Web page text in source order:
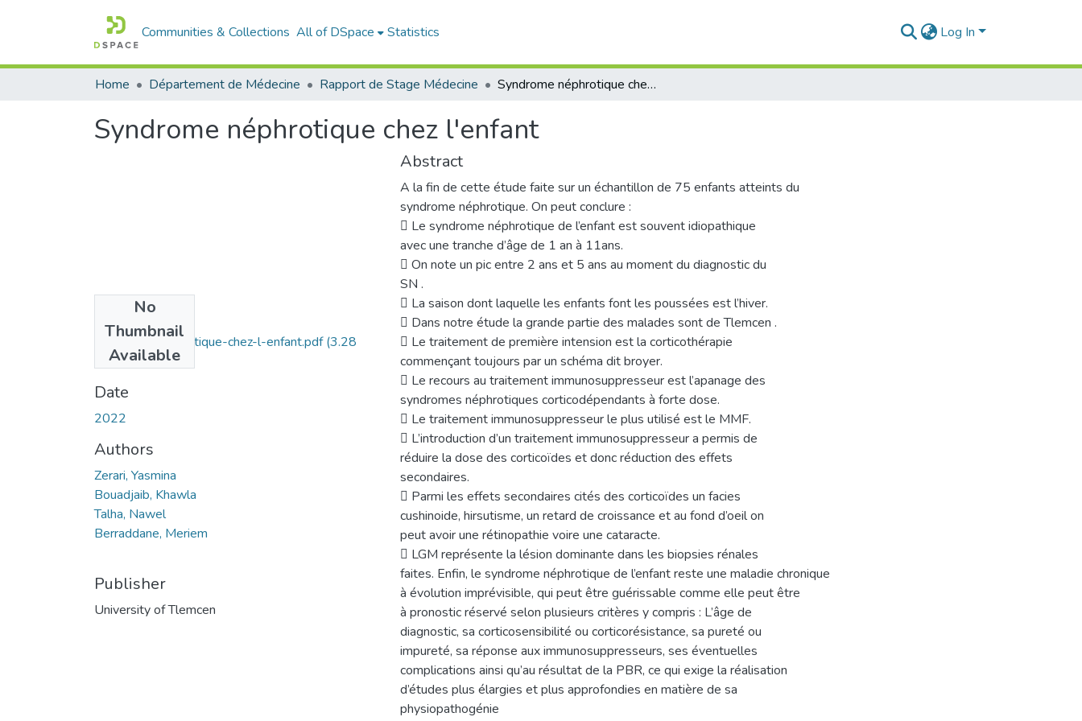
Communities & Collections All of DSpace Statistics Log In
Home Département de Médecine Rapport de Stage Médecine Syndrome néphrotique chez l'enfant
Syndrome néphrotique chez l'enfant
No
Thumbnail
Available
syndrome-nephrotique-chez-l-enfant.pdf(3.28
MB)
Date
2022
Authors
Zerari, Yasmina
Bouadjaib, Khawla
Talha, Nawel
Berraddane, Meriem
Publisher
University of Tlemcen
Abstract
A la fin de cette étude faite sur un échantillon de 75 enfants atteints du
syndrome néphrotique. On peut conclure :
 Le syndrome néphrotique de l’enfant est souvent idiopathique
avec une tranche d’âge de 1 an à 11ans.
 On note un pic entre 2 ans et 5 ans au moment du diagnostic du
SN .
 La saison dont laquelle les enfants font les poussées est l’hiver.
 Dans notre étude la grande partie des malades sont de Tlemcen .
 Le traitement de première intension est la corticothérapie
commençant toujours par un schéma dit broyer.
 Le recours au traitement immunosuppresseur est l’apanage des
syndromes néphrotiques corticodépendants à forte dose.
 Le traitement immunosuppresseur le plus utilisé est le MMF.
 L’introduction d’un traitement immunosuppresseur a permis de
réduire la dose des corticoïdes et donc réduction des effets
secondaires.
 Parmi les effets secondaires cités des corticoïdes un facies
cushinoide, hirsutisme, un retard de croissance et au fond d’oeil on
peut avoir une rétinopathie voire une cataracte.
 LGM représente la lésion dominante dans les biopsies rénales
faites. Enfin, le syndrome néphrotique de l’enfant reste une maladie chronique
à évolution imprévisible, qui peut être guérissable comme elle peut être
à pronostic réservé selon plusieurs critères y compris : L’âge de
diagnostic, sa corticosensibilité ou corticorésistance, sa pureté ou
impureté, sa réponse aux immunosuppresseurs, ses éventuelles
complications ainsi qu’au résultat de la PBR, ce qui exige la réalisation
d’études plus élargies et plus approfondies en matière de sa
physiopathogénie